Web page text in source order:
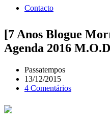
Contacto
[7 Anos Blogue
Agenda 2016
Passatempos
13/12/2015
4 Comentários